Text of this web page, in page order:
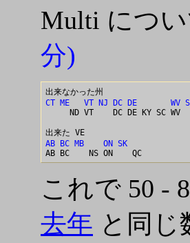
Multi につ
分)
CT ME   VT NJ DC DE       WV
ND VT    DC DE KY SC
AB BC MB    ON SK
これで 50 -
去年 と同